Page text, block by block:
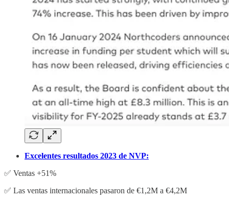
Excelentes resultados 2023 de NVP:
✅ Ventas +51%
✅ Las ventas internacionales pasaron de €1,2M a €4,2M